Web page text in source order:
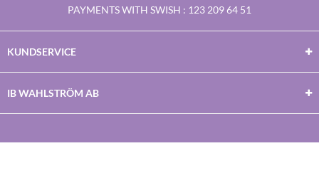
PAYMENTS WITH SWISH : 123 209 64 51
KUNDSERVICE
IB WAHLSTRÖM AB
Facebook
TwitterYoutubeInstagram